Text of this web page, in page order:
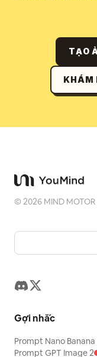
TẠO
KHÁM
©2026 MIND MOTOR
Gợi nhắc
Prompt Nano Banana
Prompt GPT Image 2